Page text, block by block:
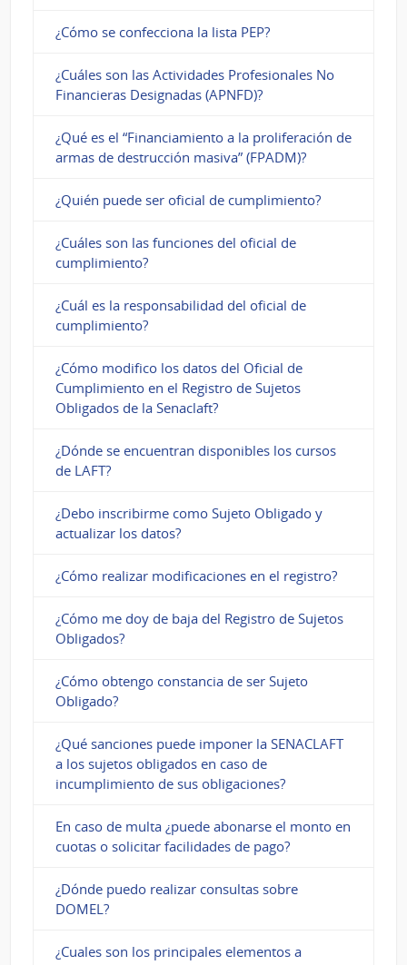
Financiamiento
del
Terrorismo
(SENACLAFT)?
¿Cómo se confecciona la lista PEP?
¿Cuáles son las Actividades Profesionales No
Financieras Designadas (APNFD)?
¿Qué es el “Financiamiento a la proliferación de
armas de destrucción masiva” (FPADM)?
¿Quién puede ser oficial de cumplimiento?
¿Cuáles son las funciones del oficial de
cumplimiento?
¿Cuál es la responsabilidad del oficial de
cumplimiento?
¿Cómo modifico los datos del Oficial de
Cumplimiento en el Registro de Sujetos
Obligados de la Senaclaft?
¿Dónde se encuentran disponibles los cursos
de LAFT?
¿Debo inscribirme como Sujeto Obligado y
actualizar los datos?
¿Cómo realizar modificaciones en el registro?
¿Cómo me doy de baja del Registro de Sujetos
Obligados?
¿Cómo obtengo constancia de ser Sujeto
Obligado?
¿Qué sanciones puede imponer la SENACLAFT
a los sujetos obligados en caso de
incumplimiento de sus obligaciones?
En caso de multa ¿puede abonarse el monto en
cuotas o solicitar facilidades de pago?
¿Dónde puedo realizar consultas sobre
DOMEL?
¿Cuales son los principales elementos a